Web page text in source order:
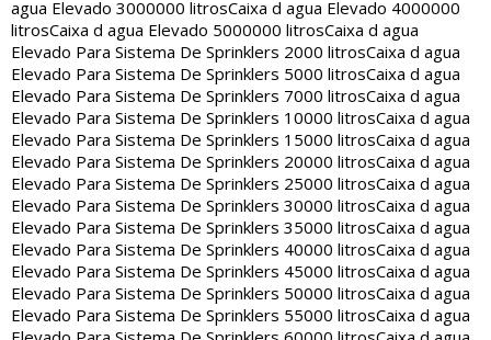
agua Elevado 3000000 litrosCaixa d agua Elevado 4000000
litrosCaixa d agua Elevado 5000000 litrosCaixa d agua
Elevado Para Sistema De Sprinklers 2000 litrosCaixa d agua
Elevado Para Sistema De Sprinklers 5000 litrosCaixa d agua
Elevado Para Sistema De Sprinklers 7000 litrosCaixa d agua
Elevado Para Sistema De Sprinklers 10000 litrosCaixa d agua
Elevado Para Sistema De Sprinklers 15000 litrosCaixa d agua
Elevado Para Sistema De Sprinklers 20000 litrosCaixa d agua
Elevado Para Sistema De Sprinklers 25000 litrosCaixa d agua
Elevado Para Sistema De Sprinklers 30000 litrosCaixa d agua
Elevado Para Sistema De Sprinklers 35000 litrosCaixa d agua
Elevado Para Sistema De Sprinklers 40000 litrosCaixa d agua
Elevado Para Sistema De Sprinklers 45000 litrosCaixa d agua
Elevado Para Sistema De Sprinklers 50000 litrosCaixa d agua
Elevado Para Sistema De Sprinklers 55000 litrosCaixa d agua